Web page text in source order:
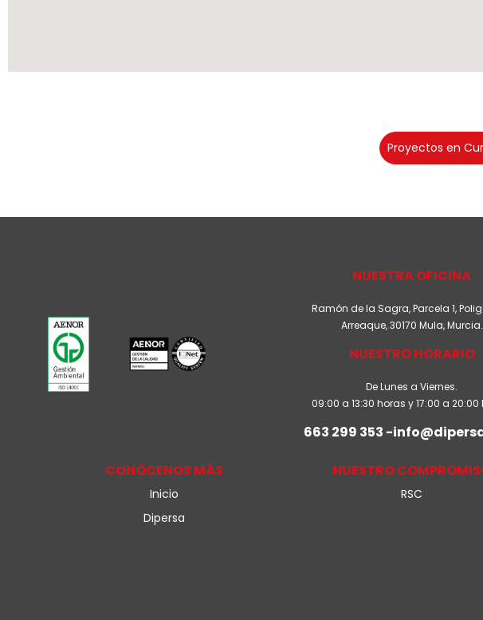
Proyectos en
NUESTRA OFICINA
Ramón de la Sagra, Parcela 1,
Arreaque, 30170 Mula, Murcia.
NUESTRO HORARIO
De Lunes a Viernes.
09:00 a 13:30 horas y 17:00 a 20:00
663 299 353 -
CONÓCENOS MÁS
Inicio
Dipersa
NUESTRO
RSC